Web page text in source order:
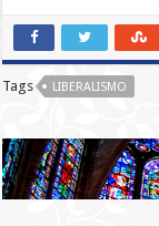
Tags LIBERALISMO